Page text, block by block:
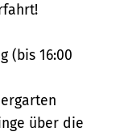
(bis 16:00
über die